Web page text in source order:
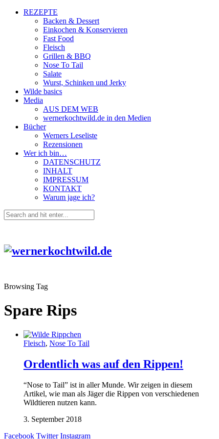
REZEPTE
Backen & Dessert
Einkochen & Konservieren
Fast Food
Fleisch
Grillen & BBQ
Nose To Tail
Salate
Wurst, Schinken und Jerky
Wilde basics
Media
AUS DEM WEB
wernerkochtwild.de in den Medien
Bücher
Werners Leseliste
Rezensionen
Wer ich bin…
DATENSCHUTZ
INHALT
IMPRESSUM
KONTAKT
Warum jage ich?
Browsing Tag
Spare Rips
Fleisch, Nose To Tail
Ordentlich was auf den Rippen!
“Nose to Tail” ist in aller Munde. Wir zeigen in diesem
Artikel, wie man als Jäger die Rippen von verschiedenen
Wildtieren nutzen kann.
3. September 2018
Facebook Twitter Instagram